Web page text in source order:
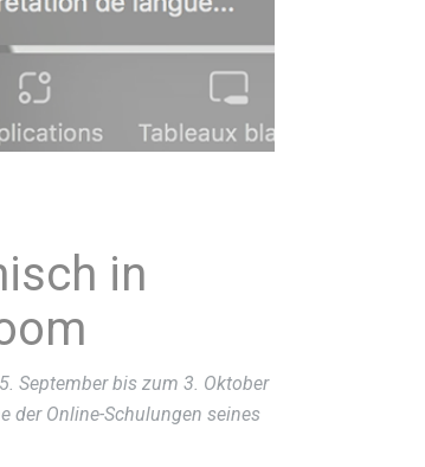
in
September bis zum 3. Oktober
der Online-Schulungen seines